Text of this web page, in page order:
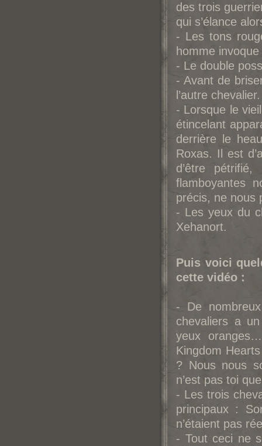
des trois
qui s’élance
- Les tons
homme
- Le double
- Avant de
l’autre chevalier.
- Lorsque le
étincelant
derrière le
Roxas. Il est
d’être
flamboyantes
précis, ne nous
- Les yeux du
Xehanort.
Puis voici
cette vidéo :
- De
chevaliers a
yeux
Kingdom
? Nous nous
n’est pas toi
- Les trois
principaux :
n’étaient pas
- Tout ceci ne